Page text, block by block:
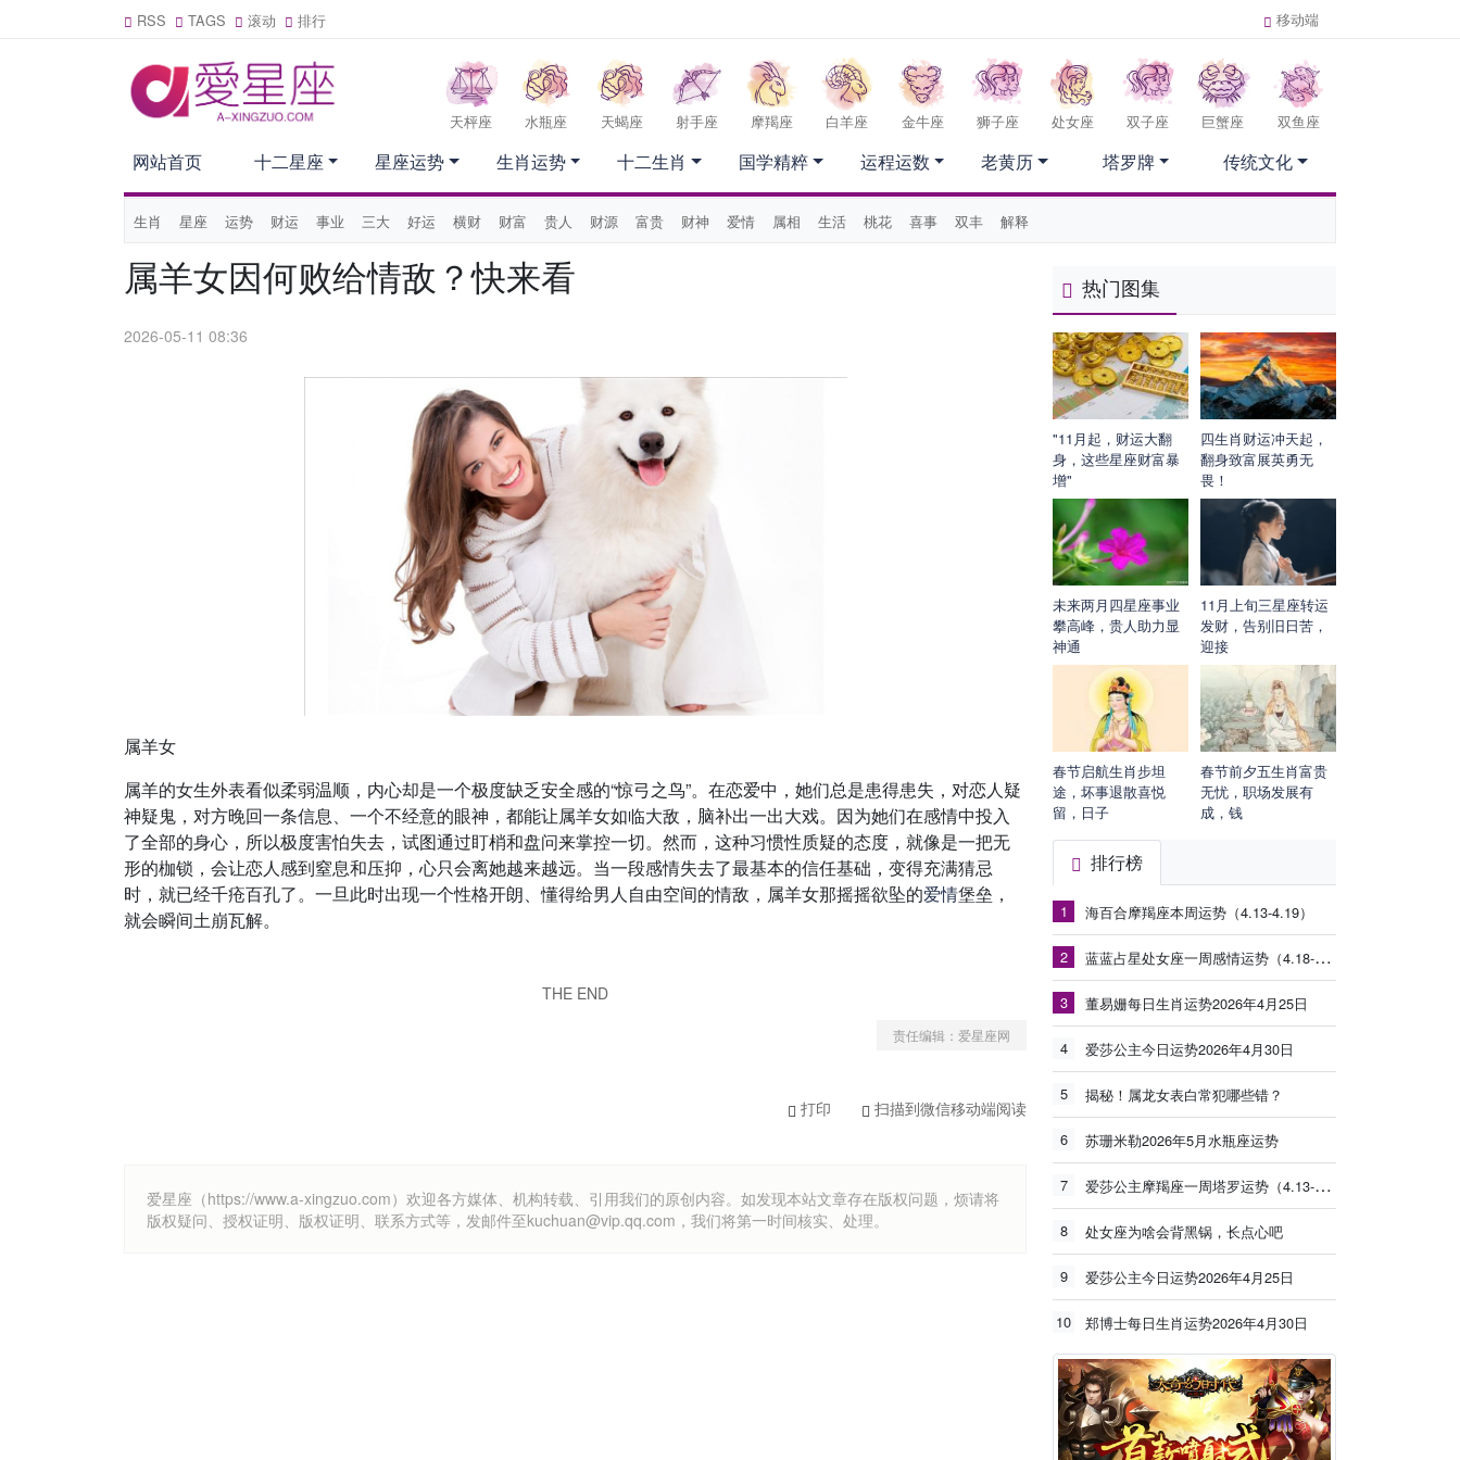
RSS TAGS 滚动 排行 移动端
天枰座 水瓶座 天蝎座 射手座 摩羯座 白羊座 金牛座 狮子座 处女座 双子座 巨蟹座 双鱼座
网站首页
生肖 星座 运势 财运 事业 三大 好运 横财 财富 贵人 财源 富贵 财神 爱情 属相 生活 桃花 喜事 双丰 解释
十二星座 星座运势 生肖运势 十二生肖 国学精粹 运程运数 老黄历 塔罗牌 传统文化
属羊女因何败给情敌？快来看
2026-05-11 08:36
属羊女
属羊的女生外表看似柔弱温顺，内心却是一个极度缺乏安全感的“惊弓之鸟”。在恋爱中，她们总是患得患失，对恋人疑
神疑鬼，对方晚回一条信息、一个不经意的眼神，都能让属羊女如临大敌，脑补出一出大戏。因为她们在感情中投入
了全部的身心，所以极度害怕失去，试图通过盯梢和盘问来掌控一切。然而，这种习惯性质疑的态度，就像是一把无
形的枷锁，会让恋人感到窒息和压抑，心只会离她越来越远。当一段感情失去了最基本的信任基础，变得充满猜忌
时，就已经千疮百孔了。一旦此时出现一个性格开朗、懂得给男人自由空间的情敌，属羊女那摇摇欲坠的爱情堡垒，
就会瞬间土崩瓦解。
THE END
责任编辑：爱星座网
打印 扫描到微信移动端阅读
爱星座（https://www.a-xingzuo.com）欢迎各方媒体、机构转载、引用我们的原创内容。如发现本站文章存在版权问题，烦请将
版权疑问、授权证明、版权证明、联系方式等，发邮件至kuchuan@vip.qq.com，我们将第一时间核实、处理。
热门图集
"11月起，财运大翻
身，这些星座财富暴
增"
四生肖财运冲天起，
翻身致富展英勇无
畏！
未来两月四星座事业
攀高峰，贵人助力显
神通
11月上旬三星座转运
发财，告别旧日苦，
迎接
春节启航生肖步坦
途，坏事退散喜悦
留，日子
春节前夕五生肖富贵
无忧，职场发展有
成，钱
排行榜
1 海百合摩羯座本周运势（4.13-4.19）
2 蓝蓝占星处女座一周感情运势（4.18-4.24）
3 董易姗每日生肖运势2026年4月25日
4 爱莎公主今日运势2026年4月30日
5 揭秘！属龙女表白常犯哪些错？
6 苏珊米勒2026年5月水瓶座运势
7 爱莎公主摩羯座一周塔罗运势（4.13-4.19）
8 处女座为啥会背黑锅，长点心吧
9 爱莎公主今日运势2026年4月25日
10 郑博士每日生肖运势2026年4月30日